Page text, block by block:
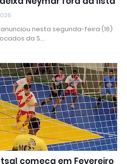
nesta segunda-feira (16)
da S…
começa em Fevereiro